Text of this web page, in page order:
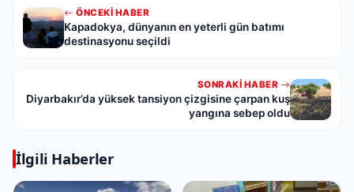
ÖNCEKI HABER
Kapadokya, dünyanın en yeterli gün batımı
destinasyonu seçildi
SONRAKI HABER
Diyarbakır’da yüksek tansiyon çizgisine çarpan kuş
yangına sebep oldu
İlgili Haberler